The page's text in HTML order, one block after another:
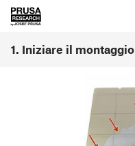
1. Iniziare il montaggio